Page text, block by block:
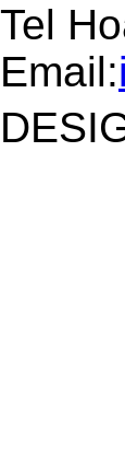
Tel
Email: